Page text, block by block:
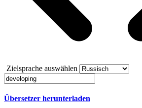
Zielsprache auswählen
Übersetzer herunterladen